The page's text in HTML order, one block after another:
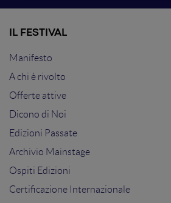
IL FESTIVAL
Manifesto
A chi è rivolto
Offerte attive
Dicono di Noi
Edizioni Passate
Archivio Mainstage
Ospiti Edizioni
Certificazione Internazionale